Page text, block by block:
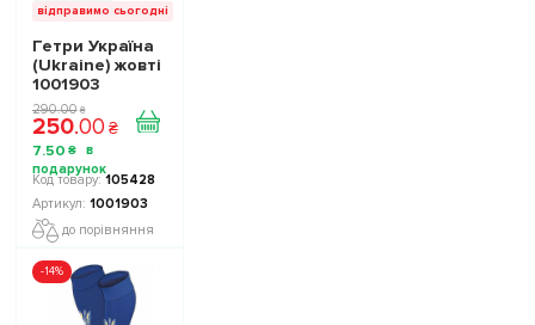
відправимо сьогодні
Гетри Україна
(Ukraine) жовті
1001903
290.00 ₴
250.00 ₴
7.50 ₴
105428
1001903
до порівняння
-14%